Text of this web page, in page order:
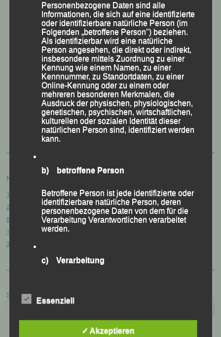
50 Jahre LG Passau
Festzschrift
Neueste Beiträge
15. Pörndorfer Sommernachtslauf – Pörndorf, 01.08.2026
20. Goldener Steig-Lauf – Stozec/Tusset, 01.08.2026
61. Bergsportfest – Ortenburg, 26.07.2026
12. Loser Berglauf – Altaussee/Österreich, 25.07.2026
32. Sommerbiathlon – Passau, 18.07.2026
Suchen
Personenbezogene Daten sind alle
Informationen, die sich auf eine identifizierte
oder identifizierbare natürliche Person (im
Folgenden „betroffene Person") beziehen.
Als identifizierbar wird eine natürliche
Person angesehen, die direkt oder indirekt,
insbesondere mittels Zuordnung zu einer
Kennung wie einem Namen, zu einer
Kennnummer, zu Standortdaten, zu einer
Online-Kennung oder zu einem oder
mehreren besonderen Merkmalen, die
Ausdruck der physischen, physiologischen,
genetischen, psychischen, wirtschaftlichen,
kulturellen oder sozialen Identität dieser
natürlichen Person sind, identifiziert werden
kann.
b) betroffene Person
Betroffene Person ist jede identifizierte oder
identifizierbare natürliche Person, deren
personenbezogene Daten von dem für die
Verarbeitung Verantwortlichen verarbeitet
werden.
c) Verarbeitung
Vorgang oder jede solche Vorgangsreihe im
Daten wie das Erheben, das Erfassen, die
Organisation, das Ordnen, die Speicherung,
Essenziell
✓ Akzeptieren